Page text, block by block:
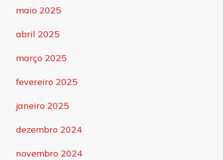
maio 2025
abril 2025
março 2025
fevereiro 2025
janeiro 2025
dezembro 2024
novembro 2024